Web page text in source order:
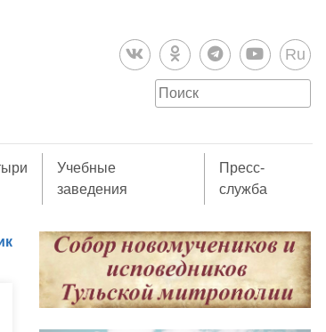
Ru
Учебные
заведения
Пресс-
служба